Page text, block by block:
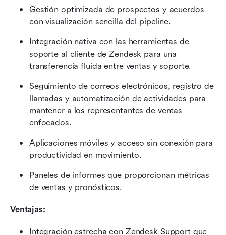
Gestión optimizada de prospectos y acuerdos
con visualización sencilla del pipeline.
Integración nativa con las herramientas de
soporte al cliente de Zendesk para una
transferencia fluida entre ventas y soporte.
Seguimiento de correos electrónicos, registro de
llamadas y automatización de actividades para
mantener a los representantes de ventas
enfocados.
Aplicaciones móviles y acceso sin conexión para
productividad en movimiento.
Paneles de informes que proporcionan métricas
de ventas y pronósticos.
Ventajas:
Integración estrecha con Zendesk Support que